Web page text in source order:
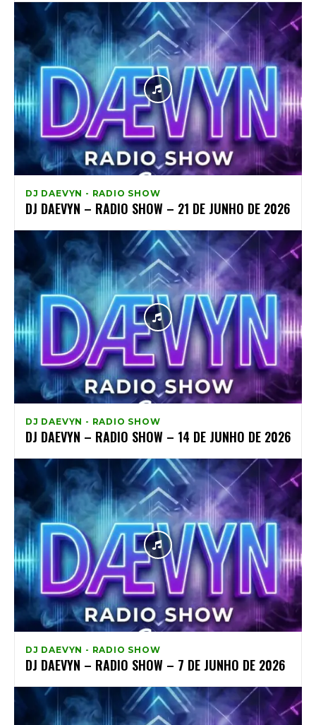
DJ DAEVYN - RADIO SHOW
DJ DAEVYN – RADIO SHOW – 21 DE JUNHO DE 2026
DJ DAEVYN - RADIO SHOW
DJ DAEVYN – RADIO SHOW – 14 DE JUNHO DE 2026
DJ DAEVYN - RADIO SHOW
DJ DAEVYN – RADIO SHOW – 7 DE JUNHO DE 2026